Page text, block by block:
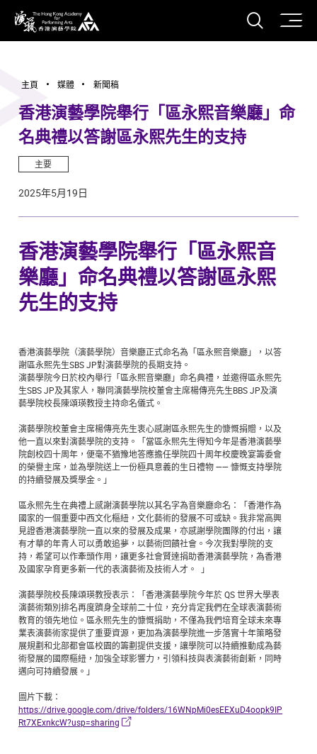
香港演藝學院
打開
主頁 媒體 新聞稿
香港演藝學院舉行「區永熙音樂廳」命
名典禮以答謝區永熙先生的支持
主要
2025年5月19日
香港演藝學院舉行「區永熙音
樂廳」命名典禮以答謝區永熙
先生的支持
香港演藝學院（演藝學院）音樂廳正式命名為「區永熙音樂廳」，以答
謝區永熙先生SBS JP對演藝學院的長期支持。
演藝學院今日於校內舉行「區永熙音樂廳」命名典禮，並邀得區永熙先
生SBS JP及其家人，聯同演藝學院校董會主席楊傳亮先生BBS JP及演
藝學院校長陳頌瑛教授主持命名儀式。
演藝學院校董會主席楊傳亮先生衷心感謝區永熙先生的慷慨捐贈，以及
他一直以來對演藝學院的支持。「當區永熙先生得知今年是香港演藝學
院創校四十周年，便毫不猶豫地答應擔任學院四十周年校慶晚宴籌委會
的榮譽主席，並為學院送上一份極具意義的生日禮物 —— 慷慨支持學院
的持續發展及獎學金。」
區永熙先生在典禮上感謝演藝學院以其名字為音樂廳命名：「香港作為
國家的一個重要中西文化樞紐，文化藝術的發展不可或缺。我非常高興
見證香港演藝學院一直以來的發展及成果，亦感謝學院團隊的付出，讓
有才華的年青人可以勇敢追夢，以藝術回饋社會。今次我對學院的支
持，希望可以作牽頭作用，讓更多社會賢達捐助香港演藝學院，為香港
及國家孕育更多新一代的表演藝術及技術人才。 」
演藝學院校長陳頌瑛教授表示：「香港演藝學院今年於 QS 世界大學表
演藝術類別排名再度躋身全球前二十位，充分肯定我們在全球表演藝術
教育的領先地位。區永熙先生的慷慨捐助，不僅為我們培育全球未來專
業表演藝術家提供了重要資源，更加為演藝學院進一步落實十年策略發
展規劃和北部都會區校園的籌劃提供支援，讓學院可以持續推動成為藝
術發展的國際樞紐，加強全球影響力，引領科技與表演藝術創新，同時
邁向可持續發展。」
圖片下載：
https://drive.google.com/drive/folders/16WNpMi0esEEXuD4oopk9IP
Rt7XExnkcW?usp=sharing